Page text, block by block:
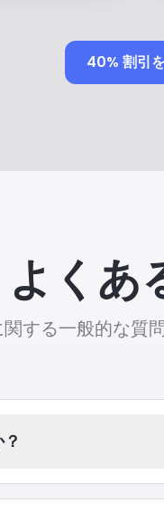
40% 割引
よくあ
する一般的な質